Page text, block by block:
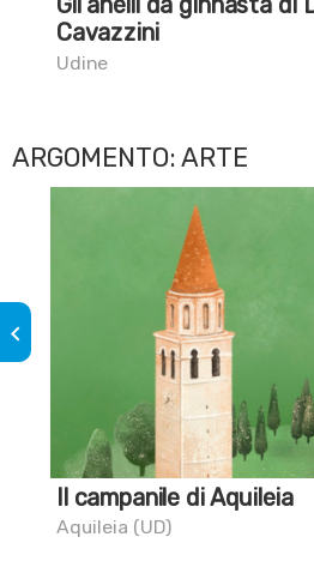
Cavazzini
Udine
ARGOMENTO: ARTE
Il campanile di Aquileia
Aquileia (UD)
keyboard_arrow_left